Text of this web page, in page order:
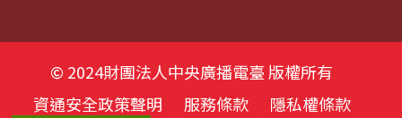
© 2024財團法人中央廣播電臺 版權所有
資通安全政策聲明
服務條款 隱私權條款